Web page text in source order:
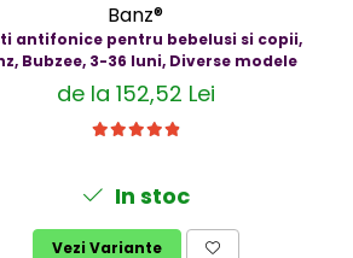
Banz®
antifonice pentru bebelusi si copii,
Bubzee, 3-36 luni, Diverse modele
de la 152,52 Lei
In stoc
Vezi Variante